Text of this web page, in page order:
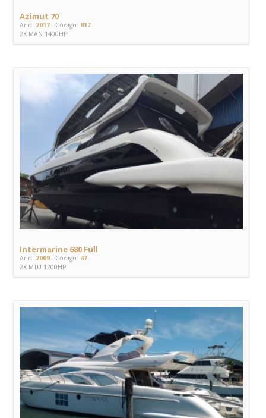
Azimut 70
Ano: 2017 - Código: 917
2X MAN 1400HP
Intermarine 680 Full
Ano: 2009- Código: 47
2X MTU 1200HP